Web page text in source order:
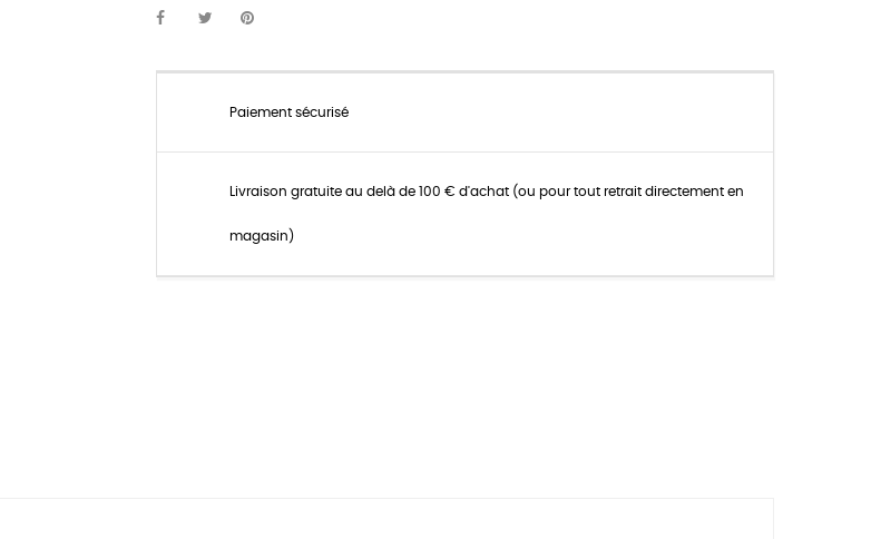
Paiement sécurisé
Livraison gratuite au delà de 100 € d'achat (ou pour tout retrait directement en
magasin)